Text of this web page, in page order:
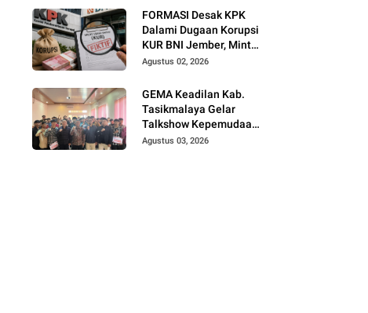
Seni Berbasis Literasi
Budaya Berkelanjutan
FORMASI Desak KPK
Dalami Dugaan Korupsi
KUR BNI Jember, Minta
Telusuri Sistem
Tingkat Direksi
Agustus 02, 2026
GEMA Keadilan Kab.
Tasikmalaya Gelar
Talkshow Kepemudaan
"Peran Strategis
Agustus 03, 2026